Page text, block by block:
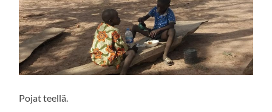
Pojat teellä.